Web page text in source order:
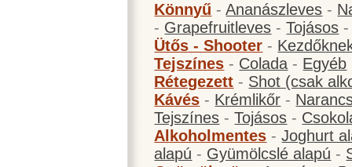
Könnyű -Ananászleves -
- Grapefruitleves -Tojásos
Ütős - Shooter -
Tejszínes - Colada - Egyéb
Rétegezett - Shot (csak
Kávés - Krémlikőr -
Tejszínes -Tojásos -
Alkoholmentes -Joghurt
alapú - Gyümölcslé alapú -